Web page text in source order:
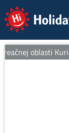
Holiday
oblasti